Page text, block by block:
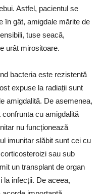
Astfel, pacientul se
în gât, amigdale mărite de
tuse seacă,
urât mirositoare.
bacteria este rezistentă
expuse la radiații sunt
amigdalită. De asemenea,
cu amigdalită
nu funcționează
imunitar slăbit sunt cei cu
sau sub
un transplant de organ
la infecții. De aceea,